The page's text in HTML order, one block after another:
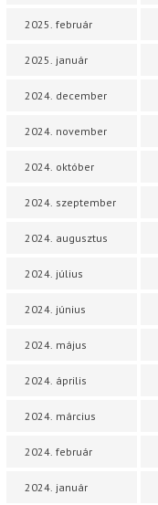
2025. február
2025. január
2024. december
2024. november
2024. október
2024. szeptember
2024. augusztus
2024. július
2024. június
2024. május
2024. április
2024. március
2024. február
2024. január